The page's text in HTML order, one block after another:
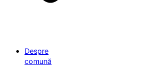
Despre
comună